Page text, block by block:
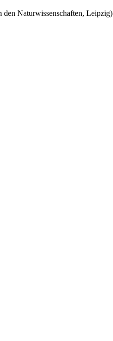
Naturwissenschaften, Leipzig)